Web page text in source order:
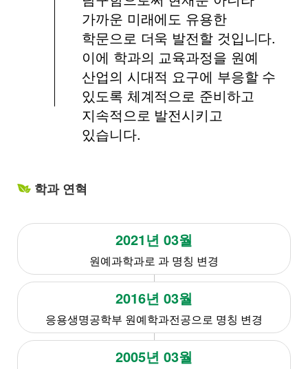
가까운 미래에도 유용한
학문으로 더욱 발전할 것입니다.
이에 학과의 교육과정을 원예
산업의 시대적 요구에 부응할 수
있도록 체계적으로 준비하고
지속적으로 발전시키고
있습니다.
학과 연혁
2021년 03월
원예과학과로 과 명칭 변경
2016년 03월
응용생명공학부 원예학과전공으로 명칭 변경
2005년 03월